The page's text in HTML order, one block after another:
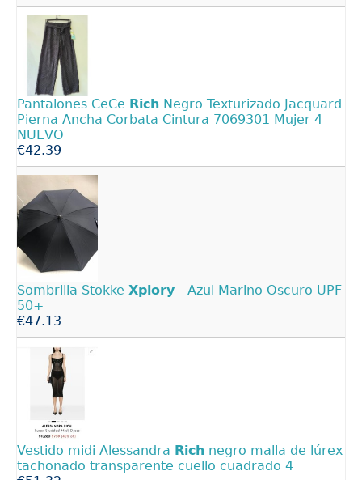
Pantalones CeCe Rich Negro Texturizado Jacquard
Pierna Ancha Corbata Cintura 7069301 Mujer 4
NUEVO
€42.39
Sombrilla Stokke Xplory - Azul Marino Oscuro UPF
50+
€47.13
Vestido midi Alessandra Rich negro malla de lúrex
tachonado transparente cuello cuadrado 4